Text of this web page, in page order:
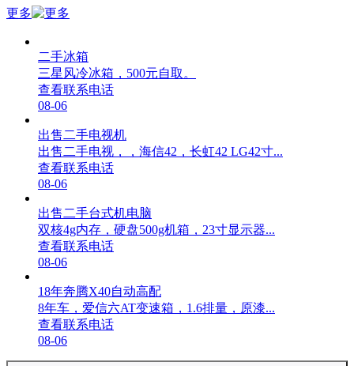
更多
二手冰箱
三星风冷冰箱，500元自取。
查看联系电话
08-06
出售二手电视机
出售二手电视，，海信42，长虹42 LG42寸...
查看联系电话
08-06
出售二手台式机电脑
双核4g内存，硬盘500g机箱，23寸显示器...
查看联系电话
08-06
18年奔腾X40自动高配
8年车，爱信六AT变速箱，1.6排量，原漆...
查看联系电话
08-06